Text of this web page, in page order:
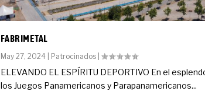
FABRIMETAL
May 27, 2024| Patrocinados|
ELEVANDO EL ESPÍRITU DEPORTIVO En el
los Juegos Panamericanos y Parapanamericanos...